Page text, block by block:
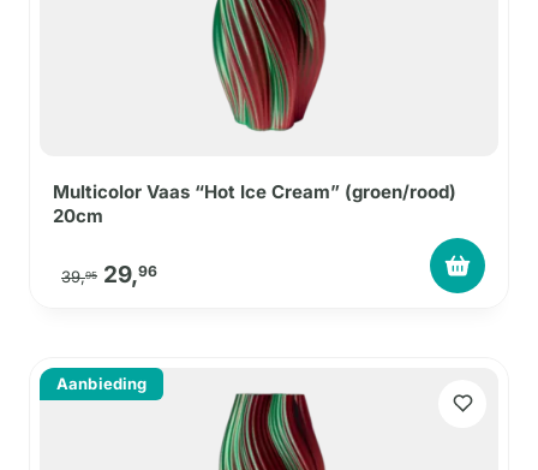
Multicolor Vaas “Hot Ice Cream” (groen/rood)
20cm
39,95 Oorspronkelijke prijs was: 39,95.
29,96Huidige prijs is: 29,96.
Aanbieding